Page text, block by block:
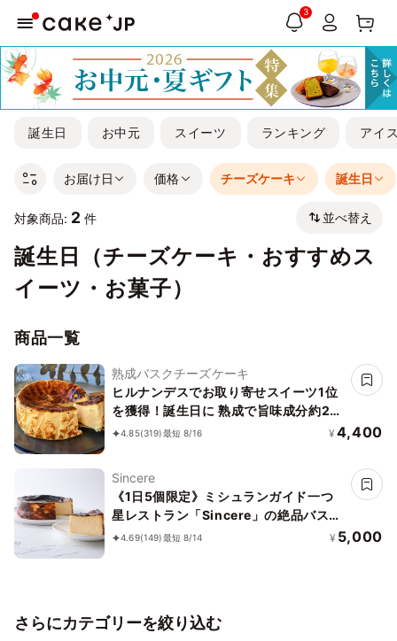
3
誕生日 お中元 スイーツ ランキング アイ
お届け日 価格 チーズケーキ 誕生日
対象商品: 2 件 並べ替え
誕生日（チーズケーキ・おすすめス
イーツ・お菓子）
商品一覧
熟成バスクチーズケーキ
ヒルナンデスでお取り寄せスイーツ1位
を獲得！誕生日に 熟成で旨味成分約2
倍！グルテンフリーの「熟成バスクチー
4.85(319)最短 8/16 ¥ 4,400
Sincere
《1日5個限定》ミシュランガイド一つ
星レストラン「Sincere」の絶品バスク
チーズケーキ
4.69(149)最短 8/14 ¥ 5,000
さらにカテゴリーを絞り込む